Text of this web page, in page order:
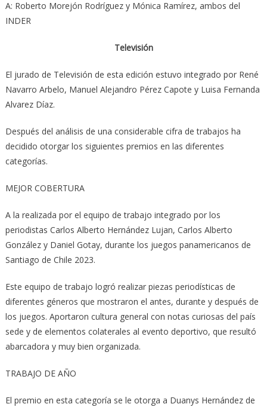
A: Roberto Morejón Rodríguez y Mónica Ramírez, ambos del
INDER
Televisión
El jurado de Televisión de esta edición estuvo integrado por René
Navarro Arbelo, Manuel Alejandro Pérez Capote y Luisa Fernanda
Alvarez Díaz.
Después del análisis de una considerable cifra de trabajos ha
decidido otorgar los siguientes premios en las diferentes
categorías.
MEJOR COBERTURA
A la realizada por el equipo de trabajo integrado por los
periodistas Carlos Alberto Hernández Lujan, Carlos Alberto
González y Daniel Gotay, durante los juegos panamericanos de
Santiago de Chile 2023.
Este equipo de trabajo logró realizar piezas periodísticas de
diferentes géneros que mostraron el antes, durante y después de
los juegos. Aportaron cultura general con notas curiosas del país
sede y de elementos colaterales al evento deportivo, que resultó
abarcadora y muy bien organizada.
TRABAJO DE AÑO
El premio en esta categoría se le otorga a Duanys Hernández de